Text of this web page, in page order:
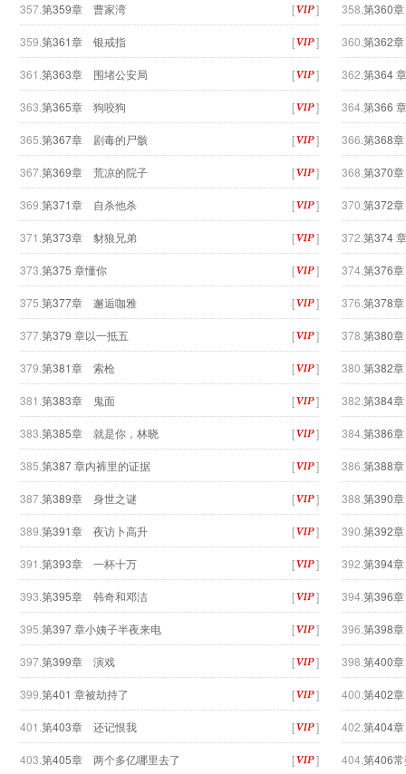
357.第359章 曹家湾 [ ] 358. 第360
359. 第361章 银戒指 [ ] 360. 第362
361. 第363章 围堵公安局 [ ] 362. 第364
363. 第365章 狗咬狗 [ ] 364. 第366
365. 第367章 剧毒的尸骸 [ ] 366. 第368
367.第369章 荒凉的院子 [ ] 368. 第370
369. 第371章 自杀他杀 [ ] 370. 第372
371. 第373章 豺狼兄弟 [ ] 372. 第374
373. 第375 章懂你 [ ] 374. 第376
375. 第377章 邂逅咖雅 [ ] 376. 第378
377.第379 章以一抵五 [ ] 378. 第380
379. 第381章 索枪 [ ] 380. 第382
381. 第383章 鬼面 [ ] 382. 第384
383. 第385章 就是你，林晓 [ ] 384. 第386
385. 第387 章内裤里的证据 [ ] 386. 第388
387.第389章 身世之谜 [ ] 388. 第390
389. 第391章 夜访卜高升 [ ] 390. 第392
391. 第393章 一杯十万 [ ] 392. 第394
393. 第395章 韩奇和邓洁 [ ] 394. 第396
395. 第397 章小姨子半夜来电 [ ] 396. 第398
397.第399章 演戏 [ ] 398. 第400
399. 第401 章被劫持了 [ ] 400. 第402
401. 第403章 还记恨我 [ ] 402. 第404
403. 第405章 两个多亿哪里去了 [ ] 404. 第406